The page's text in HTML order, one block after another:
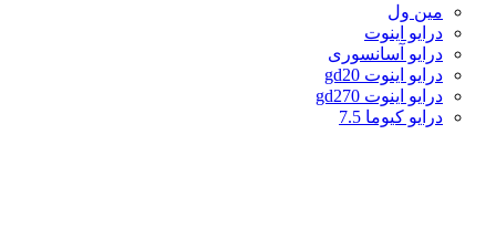
مین ول
درایو اینوت
درایو آسانسوری
درایو اینوت gd20
درایو اینوت gd270
درایو کیوما 7.5